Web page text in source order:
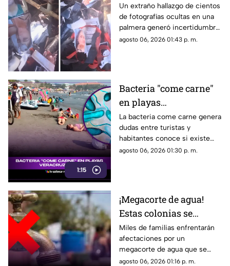
escondidas dentro de
una palmera
Un extraño hallazgo de cientos
de fotografías ocultas en una
palmera generó incertidumbre
y múltiples reacciones en
agosto 06, 2026 01:43 p. m.
1:15
Bacteria "come carne"
en playas
veracruzanas; esto es lo
que se sabe
La bacteria come carne genera
dudas entre turistas y
habitantes conoce si existe
riesgo en las playas de
agosto 06, 2026 01:30 p. m.
¡Megacorte de agua!
Estas colonias se
quedarán sin
suministro durante
varios días
Miles de familias enfrentarán
afectaciones por un
megacorte de agua que se
extenderá hasta el 8 de agosto
agosto 06, 2026 01:16 p. m.